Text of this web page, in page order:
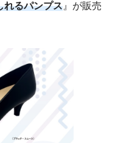
れるパンプス 』が販売